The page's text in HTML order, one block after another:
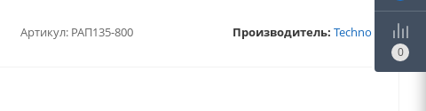
Артикул: РАП135-800 Производитель: Techno
0